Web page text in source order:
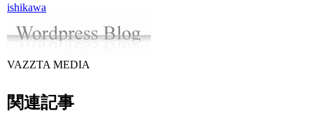
ishikawa
VAZZTA MEDIA
関連記事